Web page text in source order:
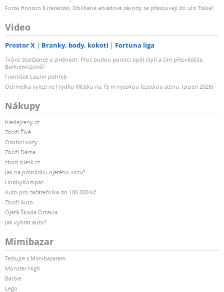
Forza Horizon 6 (recenze): Oblíbené arkádové závody se přesouvají do ulic Tokia!
Video
Prostor X Branky, body, kokoti Fortuna liga
Tvůrci StarDance o změnách: Proč budou porotci opět čtyři a čím přesvědčila
Burkiewiczová?
František Laurin pohřeb
Ochmelka vylezl ve Frýdku-Místku na 15 m vysokou lezeckou stěnu. (srpen 2026)
Nákupy
hledejceny.cz
Zboží Živě
Osobní vozy
Zboží Dáma
zbozi.blesk.cz
Jak na prohlídku ojetého vozu?
HobbyKompas
Auto pro začátečníka do 100 000 Kč
Zboží Auto
Ojetá Škoda Octavia
Jak vybrat auto?
Mimibazar
Testujte s Mimibazarem
Monster High
Barbie
Lego